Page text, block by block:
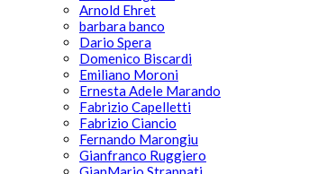
Arnold Ehret
barbara banco
Dario Spera
Domenico Biscardi
Emiliano Moroni
Ernesta Adele Marando
Fabrizio Capelletti
Fabrizio Ciancio
Fernando Marongiu
Gianfranco Ruggiero